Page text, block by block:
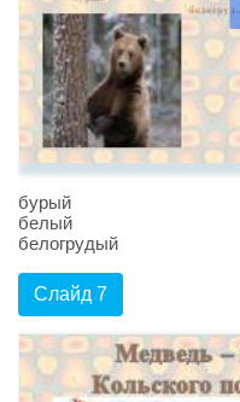
бурый
белый
белогрудый
Слайд 7